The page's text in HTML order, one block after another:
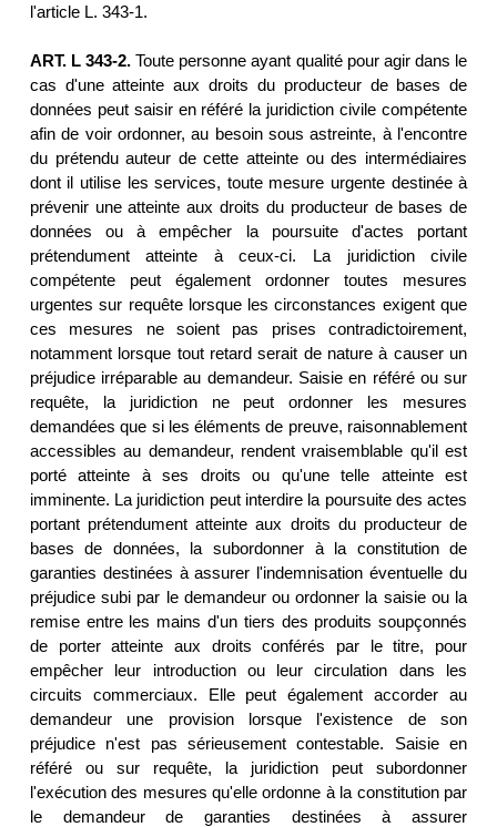
l'article L. 343-1.
ART. L 343-2. Toute personne ayant qualité pour agir dans le
cas d'une atteinte aux droits du producteur de bases de
données peut saisir en référé la juridiction civile compétente
afin de voir ordonner, au besoin sous astreinte, à l'encontre
du prétendu auteur de cette atteinte ou des intermédiaires
dont il utilise les services, toute mesure urgente destinée à
prévenir une atteinte aux droits du producteur de bases de
données ou à empêcher la poursuite d'actes portant
prétendument atteinte à ceux-ci. La juridiction civile
compétente peut également ordonner toutes mesures
urgentes sur requête lorsque les circonstances exigent que
ces mesures ne soient pas prises contradictoirement,
notamment lorsque tout retard serait de nature à causer un
préjudice irréparable au demandeur. Saisie en référé ou sur
requête, la juridiction ne peut ordonner les mesures
demandées que si les éléments de preuve, raisonnablement
accessibles au demandeur, rendent vraisemblable qu'il est
porté atteinte à ses droits ou qu'une telle atteinte est
imminente. La juridiction peut interdire la poursuite des actes
portant prétendument atteinte aux droits du producteur de
bases de données, la subordonner à la constitution de
garanties destinées à assurer l'indemnisation éventuelle du
préjudice subi par le demandeur ou ordonner la saisie ou la
remise entre les mains d'un tiers des produits soupçonnés
de porter atteinte aux droits conférés par le titre, pour
empêcher leur introduction ou leur circulation dans les
circuits commerciaux. Elle peut également accorder au
demandeur une provision lorsque l'existence de son
préjudice n'est pas sérieusement contestable. Saisie en
référé ou sur requête, la juridiction peut subordonner
l'exécution des mesures qu'elle ordonne à la constitution par
le demandeur de garanties destinées à assurer